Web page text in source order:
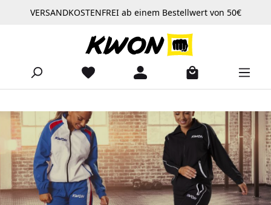
Zum Hauptinhalt springen
VERSANDKOSTENFREI ab einem Bestellwert von 50€
Slider überspringen
https://www.kwon.com/Produkte/Bekleidung/Trainingsanzuege/